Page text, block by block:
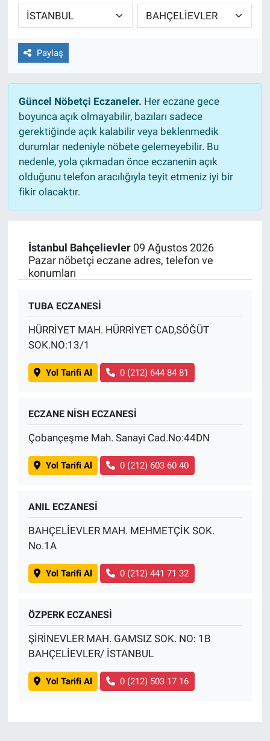
Paylaş
Güncel Nöbetçi Eczaneler. Her eczane gece
boyunca açık olmayabilir, bazıları sadece
gerektiğinde açık kalabilir veya beklenmedik
durumlar nedeniyle nöbete gelemeyebilir. Bu
nedenle, yola çıkmadan önce eczanenin açık
olduğunu telefon aracılığıyla teyit etmeniz iyi bir
fikir olacaktır.
İstanbul Bahçelievler09 Ağustos 2026
Pazar nöbetçi eczane adres, telefon ve
konumları
TUBA ECZANESİ
HÜRRİYET MAH. HÜRRİYET CAD,SÖĞÜT
SOK.NO:13/1
Yol Tarifi Al 0 (212) 644 84 81
ECZANE NİSH ECZANESİ
Çobançeşme Mah. Sanayi Cad.No:44DN
Yol Tarifi Al 0 (212) 603 60 40
ANIL ECZANESİ
BAHÇELİEVLER MAH. MEHMETÇİK SOK.
No.1A
Yol Tarifi Al 0 (212) 441 71 32
ÖZPERK ECZANESİ
ŞİRİNEVLER MAH. GAMSIZ SOK. NO: 1B
BAHÇELİEVLER/ İSTANBUL
Yol Tarifi Al 0 (212) 503 17 16
TEKNOLOJİ
Dünya
İlçeler
MAGAZİN
Bilim, Teknoloji
ASAYİŞ
EĞİTİM
BİLİM VE TEKNOLOJİ
Güvenlik
Bölge